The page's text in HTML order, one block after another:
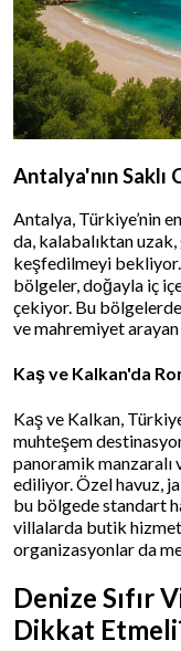
Antalya'nın Saklı
Antalya, Türkiye’nin
da, kalabalıktan
keşfedilmeyi bekliyor.
bölgeler, doğayla iç
çekiyor. Bu
ve mahremiyet
Kaş ve Kalkan'da
Kaş ve Kalkan,
muhteşem
panoramik manzaralı
ediliyor. Özel havuz,
bu bölgede standart
villalarda butik
organizasyonlar da
Denize Sıfır
Dikkat